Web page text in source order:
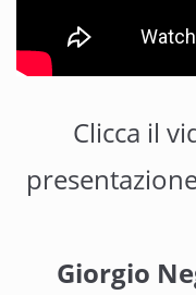
Clicca il
Giorgio